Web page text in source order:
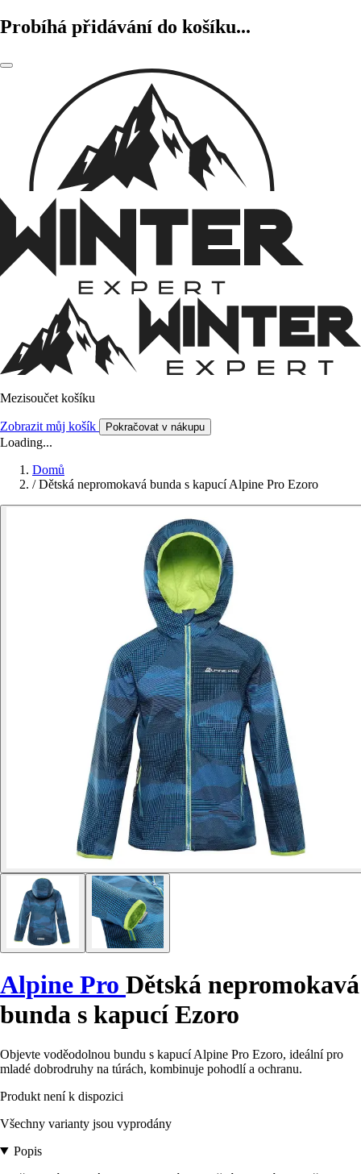
Probíhá přidávání do košíku...
Mezisoučet košíku
Zobrazit můj košík Pokračovat v nákupu
Loading...
Domů
/ Dětská nepromokavá bunda s kapucí Alpine Pro Ezoro
Alpine Pro Dětská nepromokavá
bunda s kapucí Ezoro
Objevte voděodolnou bundu s kapucí Alpine Pro Ezoro, ideální pro
mladé dobrodruhy na túrách, kombinuje pohodlí a ochranu.
Produkt není k dispozici
Všechny varianty jsou vyprodány
Popis